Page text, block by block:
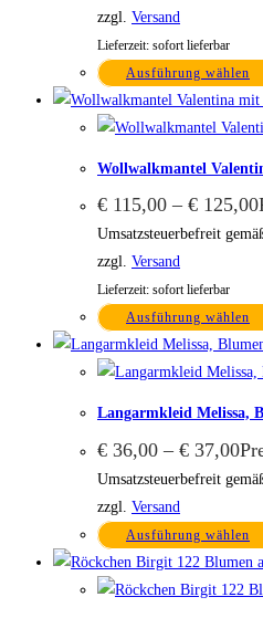
zzgl. Versand
Lieferzeit: sofort lieferbar
Ausführung wählen
Wollwalkmantel
€ 115,00 – € 125,00
Umsatzsteuerbefreit
zzgl. Versand
Lieferzeit: sofort lieferbar
Ausführung wählen
Langarmkleid Melissa,
€ 36,00 – € 37,00
Umsatzsteuerbefreit
zzgl. Versand
Ausführung wählen